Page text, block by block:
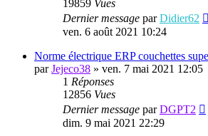
19859 Vues
Dernier message parDidier62
ven. 6 août 2021 10:24
Norme électrique ERP couchettes
parJejeco38 » ven. 7 mai 2021 12:05
1 Réponses
12856 Vues
Dernier message parDGPT2
dim. 9 mai 2021 22:29